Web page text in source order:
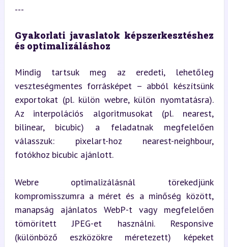
---
Gyakorlati javaslatok képszerkesztéshez
és optimalizáláshoz
Mindig tartsuk meg az eredeti, lehetőleg
veszteségmentes forrásképet – abból készítsünk
exportokat (pl. külön webre, külön nyomtatásra).
Az interpolációs algoritmusokat (pl. nearest,
bilinear, bicubic) a feladatnak megfelelően
válasszuk: pixelart-hoz nearest-neighbour,
fotókhoz bicubic ajánlott.
Webre optimalizálásnál törekedjünk
kompromisszumra a méret és a minőség között,
manapság ajánlatos WebP-t vagy megfelelően
tömörített JPEG-et használni. Responsive
(különböző eszközökre méretezett) képeket